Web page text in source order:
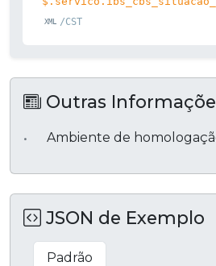
/CST
Outras
Ambiente de
JSON de Exemplo
Padrão